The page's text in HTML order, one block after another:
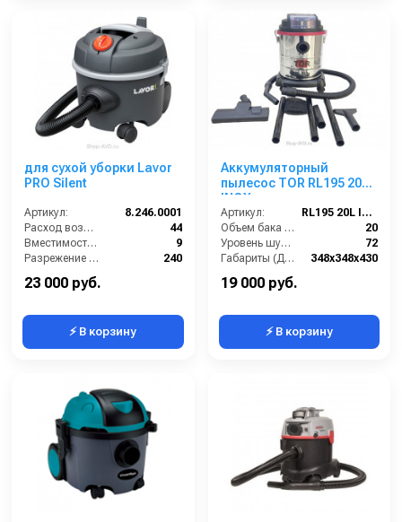
для сухой уборки Lavor
PRO Silent
Артикул:
8.246.0001
Расход воздуха (л/сек):
44
Вместимость мусоросборника (л):
9
Разрежение / сила всасывания (мбар):
240
Мощность (кВт):
23 000 руб.
⚡ В корзину
Аккумуляторный
пылесос TOR RL195 20L
INOX
Артикул:
RL195 20L INOX
Объем бака (л):
20
Уровень шума (дБ):
72
Габариты (ДхШхВ):
348х348х430
Кол-во турбин:
19 000 руб.
⚡ В корзину